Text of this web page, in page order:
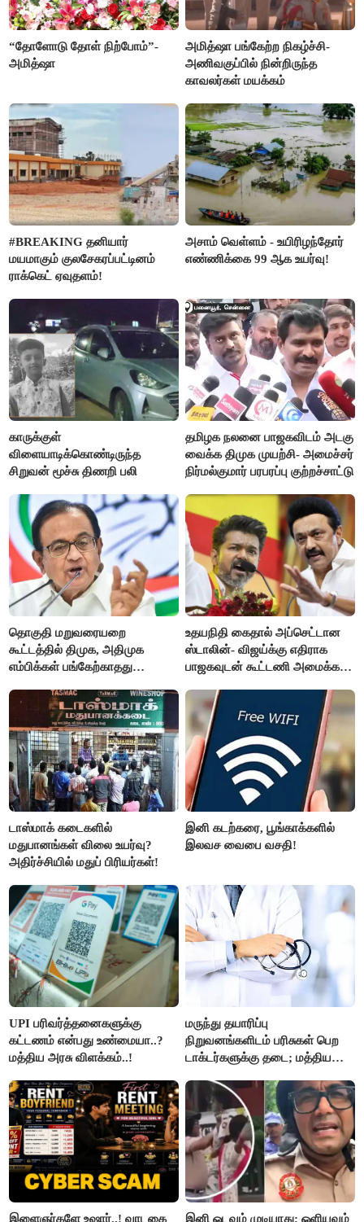
“தோளோடு தோள் நிற்போம்”-
அமித்ஷா
அமித்ஷா பங்கேற்ற நிகழ்ச்சி-
அணிவகுப்பில் நின்றிருந்த
காவலர்கள் மயக்கம்
#BREAKING தனியார்
மயமாகும் குலசேகரப்பட்டினம்
ராக்கெட் ஏவுதளம்!
அசாம் வெள்ளம் - உயிரிழந்தோர்
எண்ணிக்கை 99 ஆக உயர்வு!
காருக்குள்
விளையாடிக்கொண்டிருந்த
சிறுவன் மூச்சு திணறி பலி
தமிழக நலனை பாஜகவிடம் அடகு
வைக்க திமுக முயற்சி- அமைச்சர்
நிர்மல்குமார் பரபரப்பு குற்றச்சாட்டு
தொகுதி மறுவரையறை
கூட்டத்தில் திமுக, அதிமுக
எம்பிக்கள் பங்கேற்காதது
உதயநிதி கைதால் அப்செட்டான
ஸ்டாலின்- விஜய்க்கு எதிராக
பாஜகவுடன் கூட்டணி அமைக்க
டாஸ்மாக் கடைகளில்
மதுபானங்கள் விலை உயர்வு?
அதிர்ச்சியில் மதுப் பிரியர்கள்!
இனி கடற்கரை, பூங்காக்களில்
இலவச வைபை வசதி!
UPI பரிவர்த்தனைகளுக்கு
கட்டணம் என்பது உண்மையா..?
மத்திய அரசு விளக்கம்..!
மருந்து தயாரிப்பு
நிறுவனங்களிடம் பரிசுகள் பெற
டாக்டர்களுக்கு தடை; மத்திய
இளைஞர்களே உஷார்..! வாடகை இனி ஓடவும் முடியாது; ஒளியவும்